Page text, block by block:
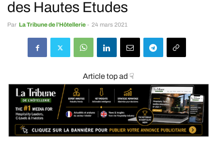
des Hautes Etudes
Par La Tribune de l’Hôtellerie - 24 mars 2021
Article top ad ☟